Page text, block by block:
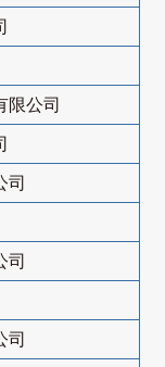
限公司
司
司
司